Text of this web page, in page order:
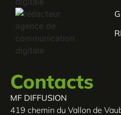
Contacts
MF DIFFUSION
419 chemin du Vallon de